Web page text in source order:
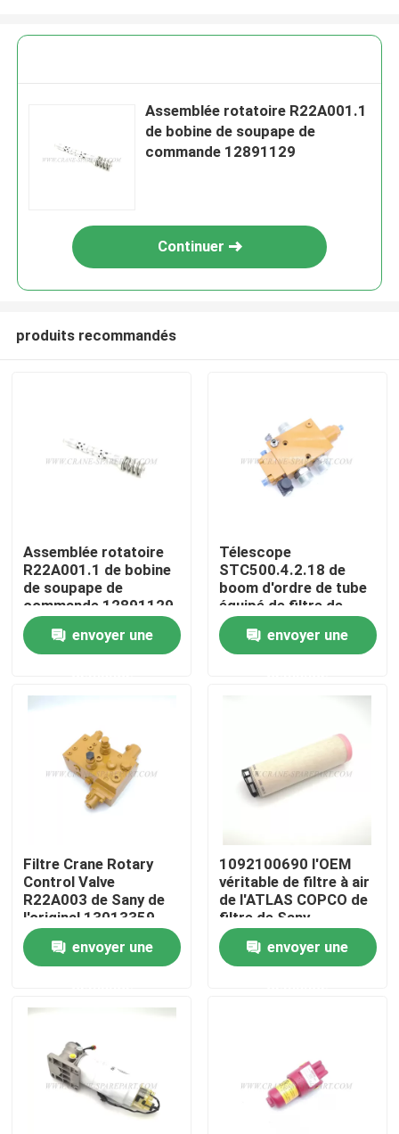
Aperçu
A propos de nous
Visite d'usine
Contact
nouvelles
Demande de soumission
Pièces de rechange de grue
Crane Electrical Parts
Assemblée rotatoire R22A001.1
de bobine de soupape de
commande 12891129
Continuer
produits recommandés
Assemblée rotatoire
R22A001.1 de bobine
de soupape de
commande 12891129
envoyer une
Télescope
STC500.4.2.18 de
boom d'ordre de tube
équipé de filtre de
13023927 Sany
envoyer une
Filtre Crane Rotary
Control Valve
R22A003 de Sany de
l'original 13013359
envoyer une
1092100690 l'OEM
véritable de filtre à air
de l'ATLAS COPCO de
filtre de Sany
remplace
envoyer une